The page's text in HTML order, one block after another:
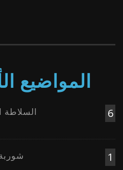
المواضيع
6 السلاطة
1